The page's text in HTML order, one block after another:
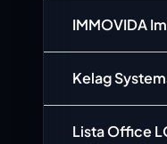
IMMOVIDA
Kelag
Lista Office